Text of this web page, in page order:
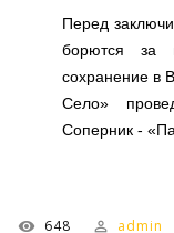
Перед
борются за
сохранение в
Село»
Соперник -
648 admin